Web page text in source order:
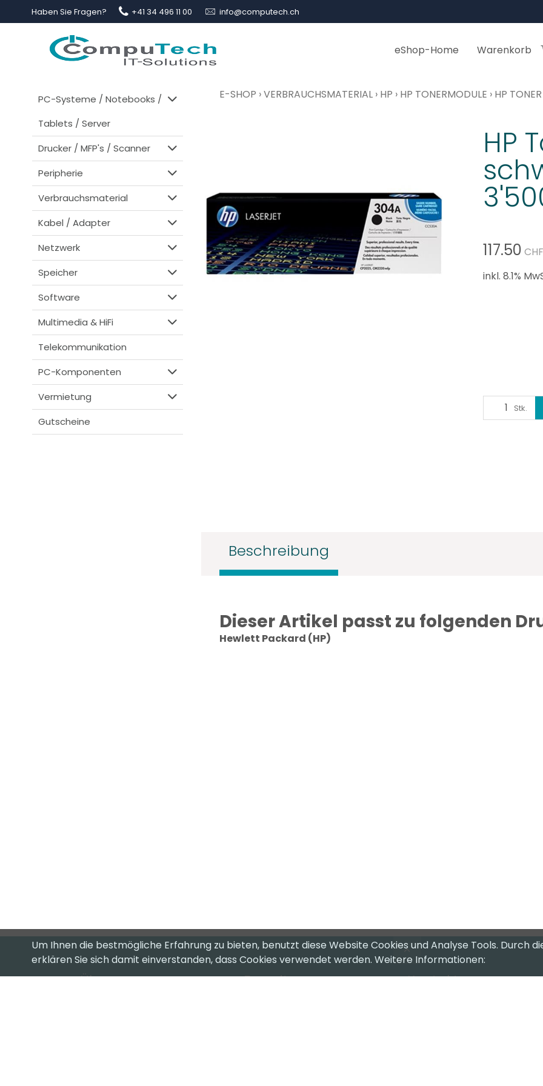
Haben Sie Fragen? +41 34 496 11 00 info@computech.ch
eShop-Home Warenkorb
PC-Systeme / Notebooks /
Tablets / Server
Drucker / MFP's / Scanner
Peripherie
Verbrauchsmaterial
Kabel / Adapter
Netzwerk
Speicher
Software
Multimedia & HiFi
Telekommunikation
PC-Komponenten
Vermietung
Gutscheine
E-SHOP ›VERBRAUCHSMATERIAL › HP › HP TONERMODULE › HP
HP
117.50 CHF
inkl. 8.1%
Stk.
Beschreibung
Dieser Artikel passt zu folgenden
Hewlett Packard (HP)
Über uns Favoriten Kontakt
Um Ihnen die bestmögliche Erfahrung zu bieten, benutzt diese Website Cookies und Analyse Tools. Durch
erklären Sie sich damit einverstanden, dass Cookies verwendet werden. Weitere Informationen: